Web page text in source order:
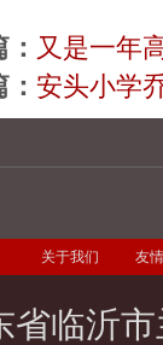
又是一年
安头小学
关于我们 友
临沂